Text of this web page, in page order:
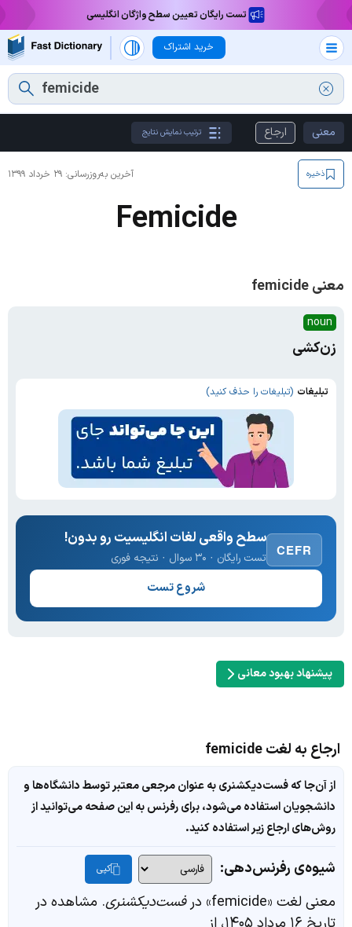
تست رایگان تعیین سطح واژگان انگلیسی
خرید اشتراک
معنی ارجاع ترتیب نمایش نتایج
آخرین به‌روزرسانی: ۲۹ خرداد ۱۳۹۹ ذخیره
Femicide
معنی femicide
noun
زن‌کشی
تبلیغات (تبلیغات را حذف کنید)
CEFR
سطح واقعی لغات انگلیسیت رو بدون!
تست رایگان · ۳۰ سوال · نتیجه فوری
شروع تست
پیشنهاد بهبود معانی
ارجاع به لغت femicide
از آن‌جا که فست‌دیکشنری به عنوان مرجعی معتبر توسط دانشگاه‌ها و
دانشجویان استفاده می‌شود، برای رفرنس به این صفحه می‌توانید از
روش‌های ارجاع زیر استفاده کنید.
شیوه‌ی رفرنس‌دهی: کپی
معنی لغت «femicide» در فست‌دیکشنری. مشاهده در